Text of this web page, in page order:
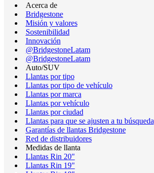
Acerca de
Bridgestone
Misión y valores
Sostenibilidad
Innovación
@BridgestoneLatam
@BridgestoneLatam
Auto/SUV
Llantas por tipo
Llantas por tipo de vehículo
Llantas por marca
Llantas por vehículo
Llantas por ciudad
Llantas para que se ajusten a tu búsqueda
Garantías de llantas Bridgestone
Red de distribuidores
Medidas de llanta
Llantas Rin 20"
Llantas Rin 19"